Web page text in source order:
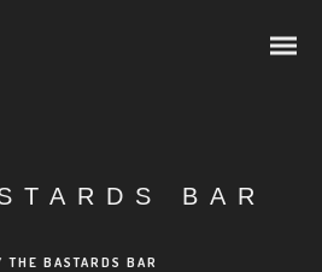
BAR
THE BASTARDS BAR